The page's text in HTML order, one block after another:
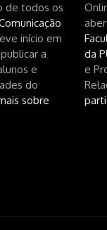
de todos os
início em
a
e
do
sobre
da
e